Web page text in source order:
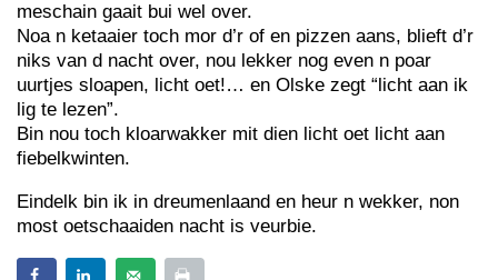
meschain gaait bui wel over.
Noa n ketaaier toch mor d’r of en pizzen aans, blieft d’r
niks van d nacht over, nou lekker nog even n poar
uurtjes sloapen, licht oet!… en Olske zegt “licht aan ik
lig te lezen”.
Bin nou toch kloarwakker mit dien licht oet licht aan
fiebelkwinten.
Eindelk bin ik in dreumenlaand en heur n wekker, non
most oetschaaiden nacht is veurbie.